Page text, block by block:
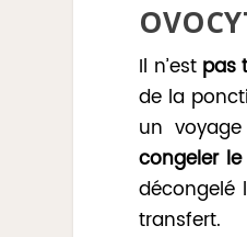
Il n’est pas
de la
un
congeler
décongelé
transfert.